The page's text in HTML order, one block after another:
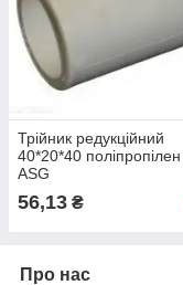
Трійник редукційний
40*20*40 поліпропілен
ASG
56,13 ₴
Про нас